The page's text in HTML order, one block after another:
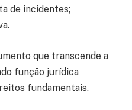
de incidentes;
que transcende a
função jurídica
fundamentais.